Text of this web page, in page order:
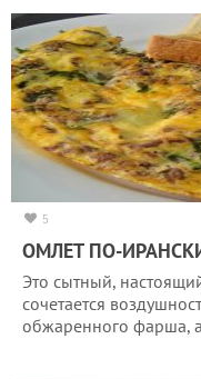
5
ОМЛЕТ ПО-
Это сытный,
сочетается
обжаренного фарша,